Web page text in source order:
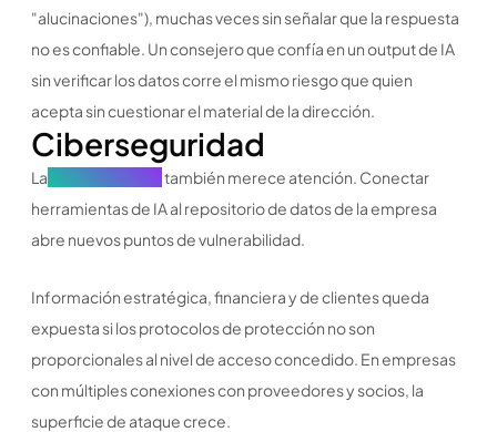
"alucinaciones"), muchas veces sin señalar que la respuesta
no es confiable. Un consejero que confía en un output de IA
sin verificar los datos corre el mismo riesgo que quien
acepta sin cuestionar el material de la dirección.
Ciberseguridad
La
también merece atención. Conectar
herramientas de IA al repositorio de datos de la empresa
abre nuevos puntos de vulnerabilidad.
Información estratégica, financiera y de clientes queda
expuesta si los protocolos de protección no son
proporcionales al nivel de acceso concedido. En empresas
con múltiples conexiones con proveedores y socios, la
superficie de ataque crece.